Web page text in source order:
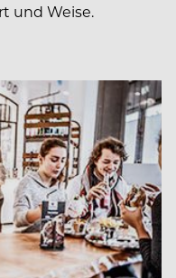
und Weise.